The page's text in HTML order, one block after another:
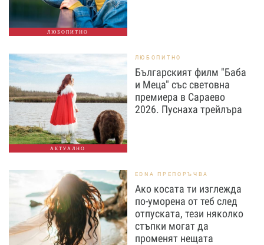
ЛЮБОПИТНО
АКТУАЛНО
ЛЮБОПИТНО
Българският филм "Баба
и Меца" със световна
премиера в Сараево
2026. Пуснаха трейлъра
EDNA ПРЕПОРЪЧВА
Ако косата ти изглежда
по-уморена от теб след
отпуската, тези няколко
стъпки могат да
променят нещата